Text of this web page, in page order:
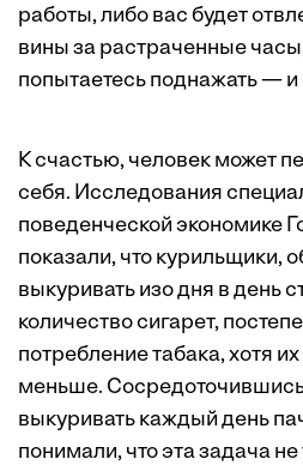
работы, либо вас будет
вины за растраченные
попытаетесь поднажать — и
К счастью, человек может
себя. Исследования
поведенческой экономике
показали, что курильщики,
выкуривать изо дня в день
количество сигарет,
потребление табака, хотя
меньше.
выкуривать каждый день
понимали, что эта задача не